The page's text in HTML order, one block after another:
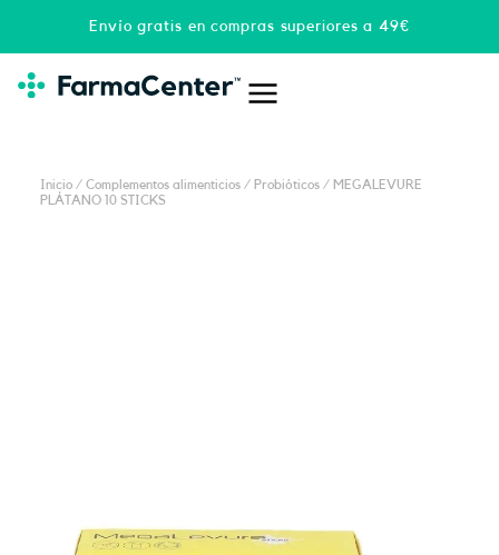
Envío gratis en compras superiores a 49€
Inicio / Complementos alimenticios / Probióticos / MEGALEVURE
PLÁTANO 10 STICKS